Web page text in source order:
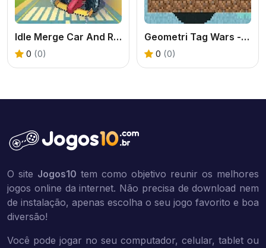
Idle Merge Car And Race
0 (0)
Geometri Tag Wars - 2 Player
0 (0)
O site Jogos10 tem como objetivo reunir os melhores
jogos online da internet. Não precisa de download nem
de instalação, apenas escolha o seu jogo favorito e boa
diversão!
Você pode jogar no seu computador, celular, tablet ou